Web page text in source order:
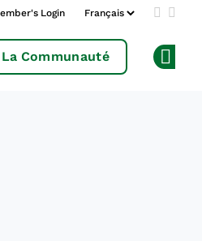
Login Add us
Communauté